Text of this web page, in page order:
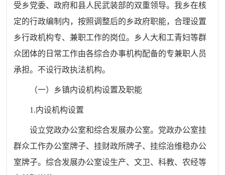
受乡党委、政府和县人民武装部的双重领导。我乡在核
定的行政编制内，按照调整后的乡政府职能，合理设置
乡行政机构专、兼职工作的岗位。乡人大和工青妇等群
众团体的日常工作由各综合办事机构配备的专兼职人员
承担。不设行政执法机构。
（一）乡镇内设机构设置及职能
1.内设机构设置
设立党政办公室和综合发展办公室。党政办公室挂
群众工作办公室牌子、挂财政所牌子、挂综治维稳办公
室牌子。综合发展办公室设生产、文卫、科教、农经等